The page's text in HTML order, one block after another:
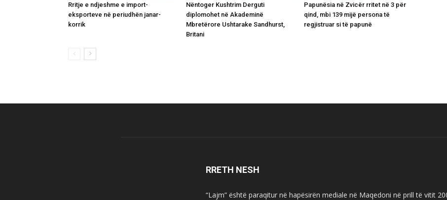
Rritje e ndjeshme e import-
eksporteve në periudhën janar-
korrik
Nëntoger Kushtrim Derguti
diplomohet në Akademinë
Mbretërore Ushtarake Sandhurst,
Britani
Papunësia në Zvicër rritet në 3 për
qind, mbi 139 mijë persona të
regjistruar si të papunë
RRETH NESH
“Lajm” është paraqitur në hapësirën mediale në Maqedoni në prill të vitit